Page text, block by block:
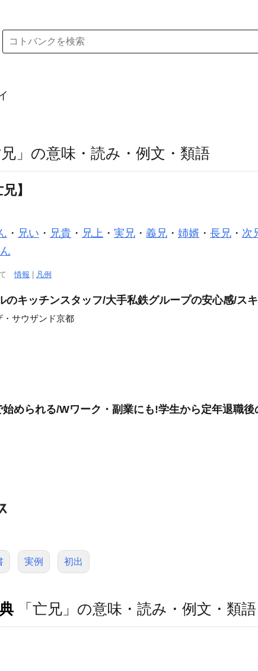
兄」の意味・読み・例文・類語
】
・ 兄い ・ 兄貴 ・ 兄上 ・ 実兄 ・ 義兄 ・ 姉婿 ・ 長兄 ・ 次
て情報 凡例
のキッチンスタッフ/大手私鉄グループの安心感/ス
サウザンド京都
められる/Wワーク・副業にも!学生から定年退職後
実例 初出
「亡兄」の意味・読み・例文・類語